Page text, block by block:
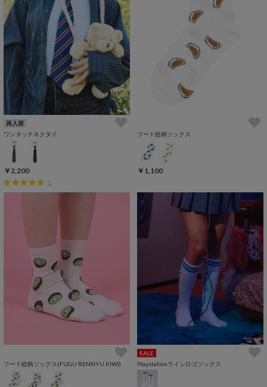
再入荷
ワンタッチネクタイ
￥2,200
1
フード総柄ソックス
￥1,100
フード総柄ソックス(FUGU RENNYU KIWI)
SALE
Playstationラインロゴソックス